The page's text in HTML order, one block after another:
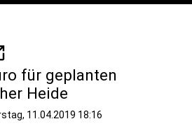
für geplanten
Heide
11.04.2019 18:16